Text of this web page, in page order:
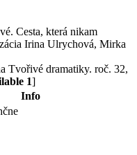
Cesta, která nikam
Irina Ulrychová, Mirka
Tvořivé dramatiky. roč. 32,
1]
Info